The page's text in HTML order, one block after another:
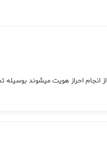
انجام احراز هویت میشوند